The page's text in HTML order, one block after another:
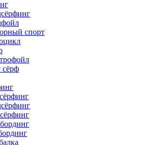
спорт
сёрф